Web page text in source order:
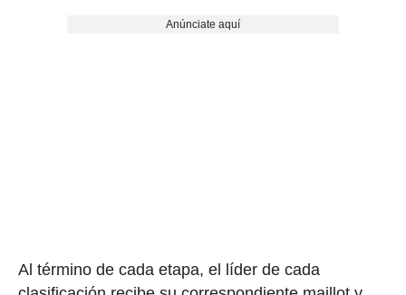
Anúnciate aquí
Al término de cada etapa, el líder de cada